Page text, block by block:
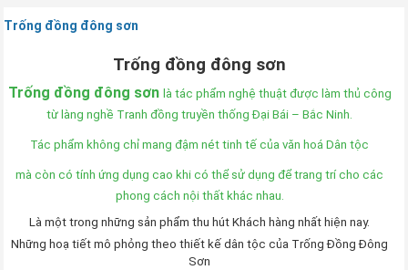
Trống đồng đông sơn
Trống đồng đông sơn
Trống đồng đông sơn là tác phẩm nghệ thuật được làm thủ công
từ làng nghề Tranh đồng truyền thống Đại Bái – Bắc Ninh.
Tác phẩm không chỉ mang đậm nét tinh tế của văn hoá Dân tộc
mà còn có tính ứng dụng cao khi có thể sử dụng để trang trí cho các
phong cách nội thất khác nhau.
Là một trong những sản phẩm thu hút Khách hàng nhất hiện nay.
Những hoạ tiết mô phỏng theo thiết kế dân tộc của Trống Đồng Đông
Sơn